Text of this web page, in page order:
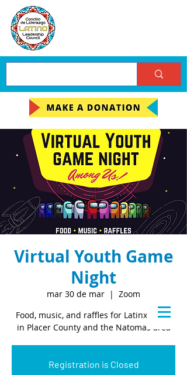
Virtual Youth Game
Night
mar 30 de mar
  |
Zoom
Food, music, and raffles for Latinx youth
in Placer County and the Natomas area
Registration is Closed